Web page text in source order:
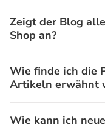
Zeigt der Blog
Shop an?
Wie finde ich die
Artikeln erwähnt
Wie kann ich